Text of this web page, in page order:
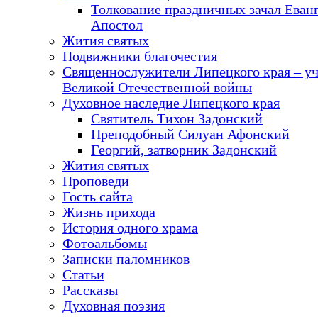
Толкование праздничных зачал
Апостол
Жития святых
Подвижники благочестия
Священнослужители Липецкого края –
Великой Отечественной войны
Духовное наследие Липецкого края
Святитель Тихон Задонский
Преподобный Силуан Афонский
Георгий, затворник Задонский
Жития святых
Проповеди
Гость сайта
Жизнь прихода
История одного храма
Фотоальбомы
Записки паломников
Статьи
Рассказы
Духовная поэзия